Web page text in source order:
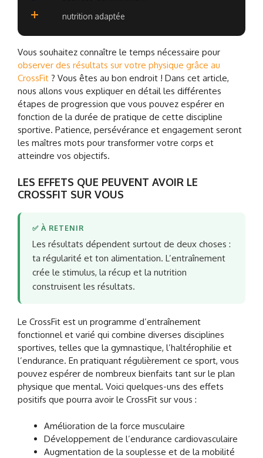
+ nutrition adaptée
Vous souhaitez connaître le temps nécessaire pour
observer des résultats sur votre physique grâce au
CrossFit ? Vous êtes au bon endroit ! Dans cet article,
nous allons vous expliquer en détail les différentes
étapes de progression que vous pouvez espérer en
fonction de la durée de pratique de cette discipline
sportive. Patience, persévérance et engagement seront
les maîtres mots pour transformer votre corps et
atteindre vos objectifs.
LES EFFETS QUE PEUVENT AVOIR LE
CROSSFIT SUR VOUS
✅ À RETENIR
Les résultats dépendent surtout de deux choses :
ta régularité et ton alimentation. L’entraînement
crée le stimulus, la récup et la nutrition
construisent les résultats.
Le CrossFit est un programme d’entraînement
fonctionnel et varié qui combine diverses disciplines
sportives, telles que la gymnastique, l’haltérophilie et
l’endurance. En pratiquant régulièrement ce sport, vous
pouvez espérer de nombreux bienfaits tant sur le plan
physique que mental. Voici quelques-uns des effets
positifs que pourra avoir le CrossFit sur vous :
Amélioration de la force musculaire
Développement de l’endurance cardiovasculaire
Augmentation de la souplesse et de la mobilité